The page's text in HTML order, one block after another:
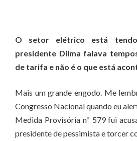
O setor elétrico está
presidente Dilma falava
de tarifa e não é o que está
Mais um grande engodo. Me
Congresso Nacional quando eu
Medida Provisória nº 579 fui
presidente de pessimista e torcer